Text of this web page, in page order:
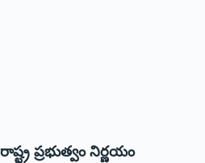
రాష్ట్ర ప్రభుత్వం నిర్ణయం